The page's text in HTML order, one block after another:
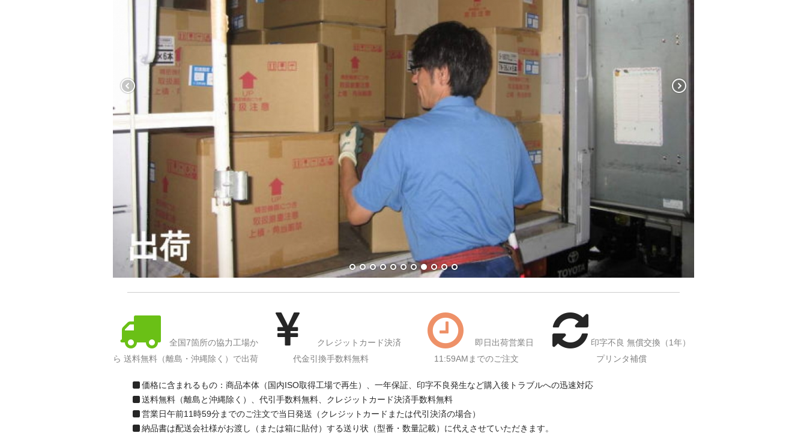
全国7箇所の協力工場か
ら 送料無料（離島・沖縄除く）で出荷
クレジットカード決済
代金引換手数料無料
即日出荷営業日
11:59AMまでのご注文
印字不良 無償交換（1年）
プリンタ補償
価格に含まれるもの：商品本体（国内ISO取得工場で再生）、一年保証、印字不良発生など購入後トラブルへの迅速対応
送料無料（離島と沖縄除く）、代引手数料無料、クレジットカード決済手数料無料
営業日午前11時59分までのご注文で当日発送（クレジットカードまたは代引決済の場合）
納品書は配送会社様がお渡し（または箱に貼付）する送り状（型番・数量記載）に代えさせていただきます。